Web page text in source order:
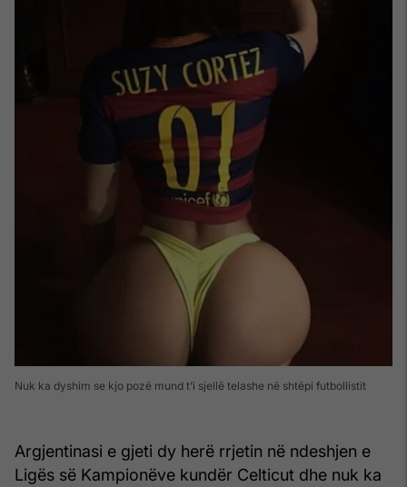
Nuk ka dyshim se kjo pozë mund t’i sjellë telashe në shtëpi futbollistit
Argjentinasi e gjeti dy herë rrjetin në ndeshjen e
Ligës së Kampionëve kundër Celticut dhe nuk ka